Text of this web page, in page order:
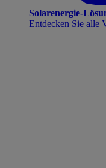
Solarenergie-
Entdecken Sie alle